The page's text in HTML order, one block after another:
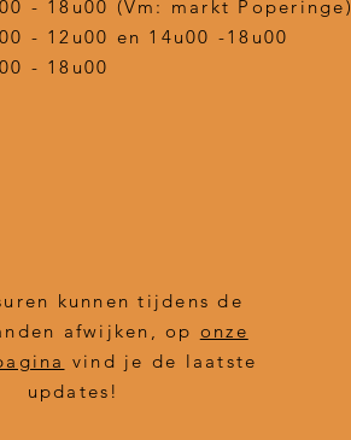
- 18u00 (Vm: markt Poperinge)
- 12u00 en 14u00 -18u00
- 18u00
kunnen tijdens de
afwijken, op onze
vind je de laatste
updates!